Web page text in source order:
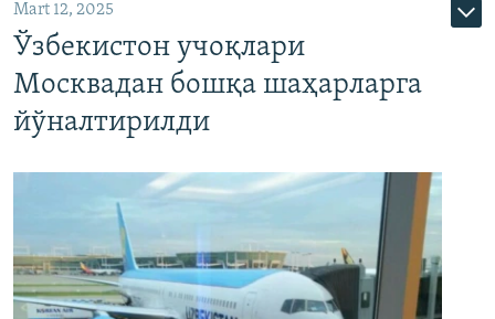
Mart 12, 2025
Ўзбекистон учоқлари
Москвадан бошқа шаҳарларга
йўналтирилди